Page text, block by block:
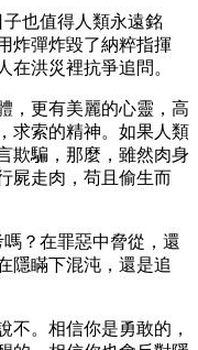
也值得人類永遠銘
炸彈炸毀了納粹指揮
在洪災裡抗爭追問。
，更有美麗的心靈，高
求索的精神。如果人類
欺騙，那麼，雖然肉身
屍走肉，苟且偷生而
？在罪惡中脅從，還
隱瞞下混沌，還是追
不。相信你是勇敢的，